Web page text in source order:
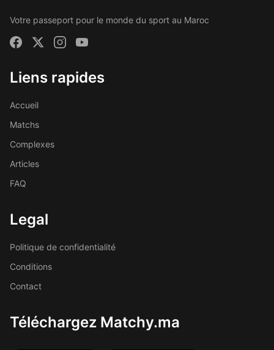
Votre passeport pour le monde du sport au Maroc
Liens rapides
Accueil
Matchs
Complexes
Articles
FAQ
Legal
Politique de confidentialité
Conditions
Contact
Téléchargez Matchy.ma